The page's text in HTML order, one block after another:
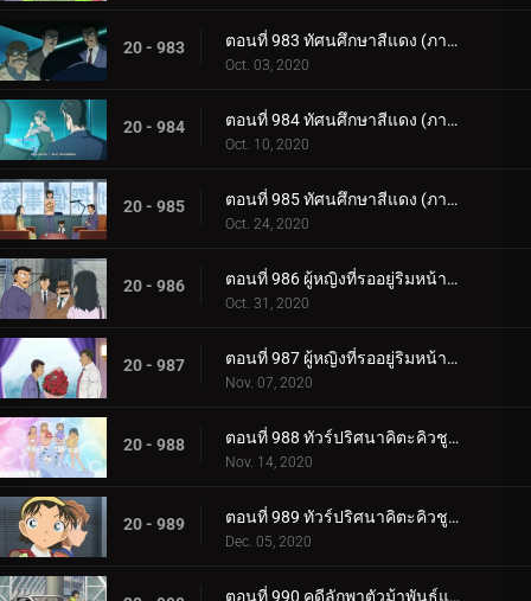
20 - 983 ตอนที่ 983 ทัศนศึกษาสีแดง (ภาคสีแดงก่ำ) (ตอนจบ)
Oct. 03, 2020
20 - 984 ตอนที่ 984 ทัศนศึกษาสีแดง (ภาครักสีแดง) (ตอนแรก)
Oct. 10, 2020
20 - 985 ตอนที่ 985 ทัศนศึกษาสีแดง (ภาครักสีแดง) (ตอนจบ)
Oct. 24, 2020
20 - 986 ตอนที่ 986 ผู้หญิงที่รออยู่ริมหน้าต่าง (ตอนแรก)
Oct. 31, 2020
20 - 987 ตอนที่ 987 ผู้หญิงที่รออยู่ริมหน้าต่าง (ตอนจบ)
Nov. 07, 2020
20 - 988 ตอนที่ 988 ทัวร์ปริศนาคิตะคิวชู (ภาคโคคุระ)
Nov. 14, 2020
20 - 989 ตอนที่ 989 ทัวร์ปริศนาคิตะคิวชู (ภาคโมจิ)
Dec. 05, 2020
ตอนที่ 990 คดีลักพาตัวม้าพันธุ์แท้ (ตอนแรก)